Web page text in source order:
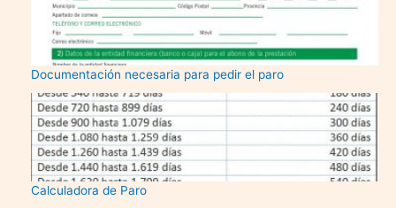
Documentación necesaria para pedir el paro
Calculadora de Paro